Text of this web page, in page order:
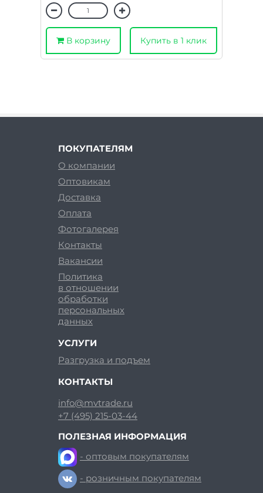
В корзину Купить в 1 клик
ПОКУПАТЕЛЯМ
О компании
Оптовикам
Доставка
Оплата
Фотогалерея
Контакты
Вакансии
Политика
в отношении
обработки
персональных
данных
УСЛУГИ
Разгрузка и подъем
КОНТАКТЫ
info@mvtrade.ru
+7 (495) 215-03-44
ПОЛЕЗНАЯ ИНФОРМАЦИЯ
- оптовым покупателям
- розничным покупателям